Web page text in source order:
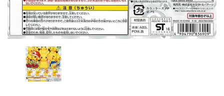
よくあるご質問